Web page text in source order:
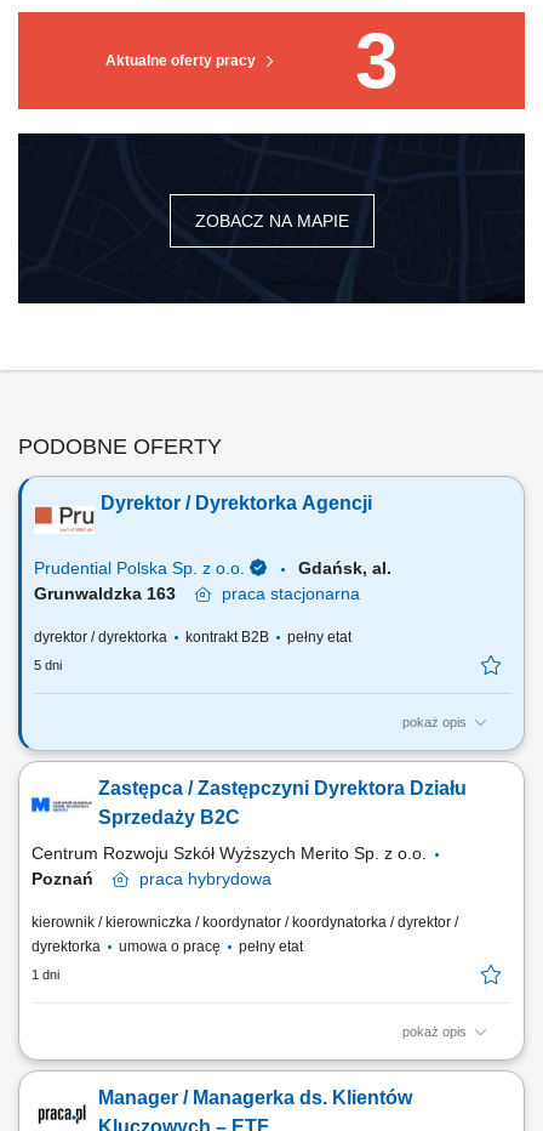
Aktualne oferty pracy 3
ZOBACZ NA MAPIE
PODOBNE OFERTY
Dyrektor / Dyrektorka Agencji
Prudential Polska Sp. z o.o.
Gdańsk, al.
Grunwaldzka 163
praca stacjonarna
dyrektor / dyrektorka kontrakt B2B pełny etat
5 dni
pokaż opis
Za co będziesz odpowiadać: własny biznes przychodowy i zarządzanie
Planowania Finansowego oraz Menedżerów, budowanie portfela
Klientów poprzez aktywną sprzedaż własną, zapewnienie wsparcia
Zastępca / Zastępczyni Dyrektora Działu
Sprzedaży B2C
Centrum Rozwoju Szkół Wyższych Merito Sp. z o.o.
Poznań
praca hybrydowa
kierownik / kierowniczka / koordynator / koordynatorka / dyrektor /
dyrektorka
umowa o pracę pełny etat
1 dni
pokaż opis
Zakres obowiązków: Współtworzenie i realizacja strategii sprzedaży
oraz inicjatyw wspierających rozwój sprzedaży. Tworzenie polityk
sprzedażowych i cenowych (w tym narzędzi do promocji).
Manager / Managerka ds. Klientów
Kluczowych – ETF